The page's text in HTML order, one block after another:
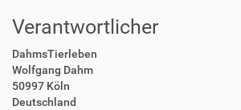
Verantwortlicher
DahmsTierleben
Wolfgang Dahm
50997 Köln
Deutschland